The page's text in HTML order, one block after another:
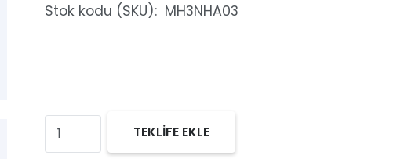
Stok kodu (SKU): MH3NHA03
Kromasil
100
TEKLİFE EKLE